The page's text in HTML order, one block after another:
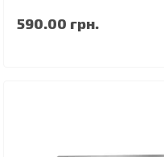
590.00 грн.